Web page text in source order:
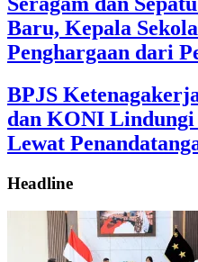
Baru, Kepala
Penghargaan dari
‎BPJS
dan KONI Lindungi
Lewat
Headline